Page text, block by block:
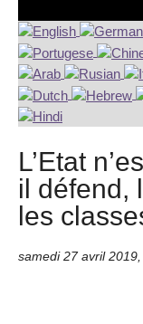
L’Etat
il défend,
les
samedi 27 avril 2019